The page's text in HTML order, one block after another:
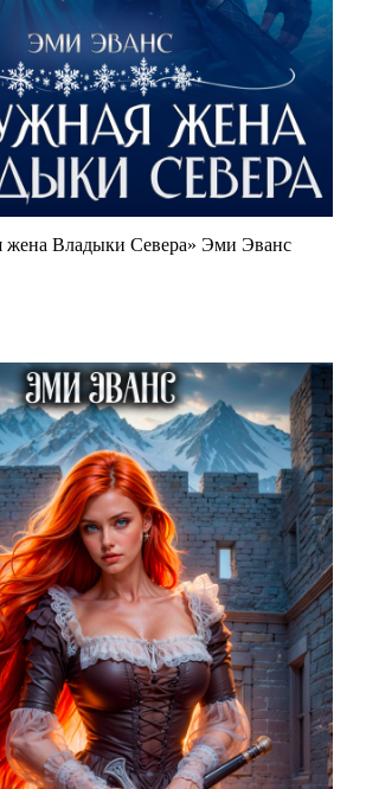
жена Владыки Севера» Эми Эванс